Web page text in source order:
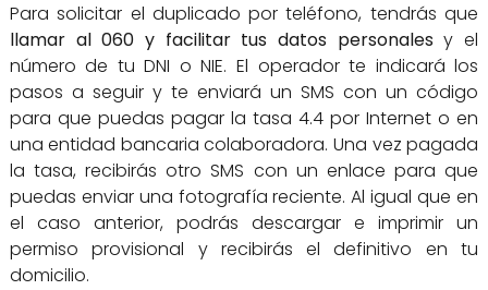
Para solicitar el duplicado por teléfono, tendrás que
llamar al 060 y facilitar tus datos personalesy el
número de tu DNI o NIE. El operador te indicará los
pasos a seguir y te enviará un SMS con un código
para que puedas pagar la tasa 4.4 por Internet o en
una entidad bancaria colaboradora. Una vez pagada
la tasa, recibirás otro SMS con un enlace para que
puedas enviar una fotografía reciente. Al igual que en
el caso anterior, podrás descargar e imprimir un
permiso provisional y recibirás el definitivo en tu
domicilio.